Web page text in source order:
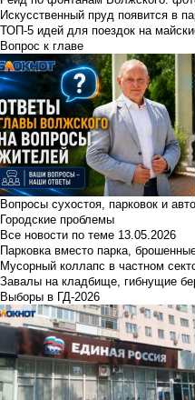
Искусственный пруд появится в
ТОП-5 идей для поездок на
Вопрос к главе
Вопросы сухостоя, парковок и
Городские проблемы
Все новости по теме 13.05.2026
Парковка вместо парка,
Мусорный коллапс в частном
Завалы на кладбище, гибнущие
Выборы в ГД-2026